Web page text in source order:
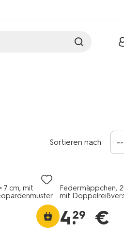
Sortieren nach:
7 cm, mit
Federmäppchen,
mit
4.
29 €